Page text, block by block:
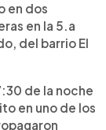
en dos
en la 5.a
del barrio El
de la noche
en uno de los